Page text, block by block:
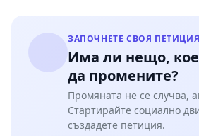
ЗАПОЧНЕТЕ СВОЯ ПЕТИЦИЯ
Има ли нещо,
да промените?
Промяната не се случва,
Стартирайте социално
създадете петиция.